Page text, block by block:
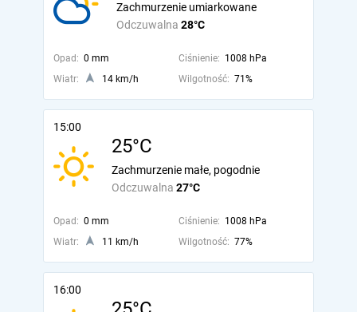
Odczuwalna 28°C
Zachmurzenie umiarkowane
Opad: 0 mm Ciśnienie: 1008 hPa
Wiatr:
14 km/h Wilgotność: 71%
15:00
25°C
Odczuwalna 27°C
Zachmurzenie małe, pogodnie
Opad: 0 mm Ciśnienie: 1008 hPa
Wiatr:
11 km/h Wilgotność: 77%
16:00